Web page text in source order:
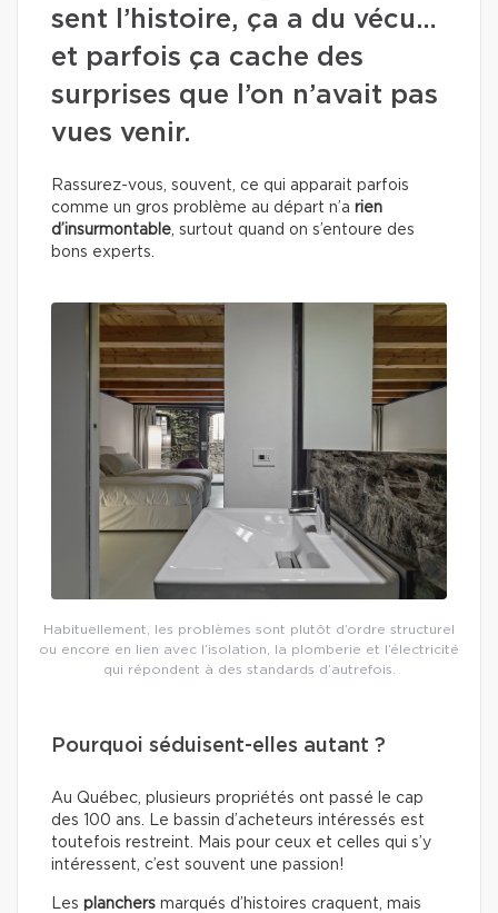
sent l’histoire, ça a du vécu…
et parfois ça cache des
surprises que l’on n’avait pas
vues venir.
Rassurez-vous, souvent, ce qui apparait parfois
comme un gros problème au départ n’a rien
d’insurmontable, surtout quand on s’entoure des
bons experts.
Habituellement, les problèmes sont plutôt d’ordre structurel
ou encore en lien avec l’isolation, la plomberie et l’électricité
qui répondent à des standards d’autrefois.
Pourquoi séduisent-elles autant ?
Au Québec, plusieurs propriétés ont passé le cap
des 100 ans. Le bassin d’acheteurs intéressés est
toutefois restreint. Mais pour ceux et celles qui s’y
intéressent, c’est souvent une passion!
Les planchers marqués d’histoires craquent, mais